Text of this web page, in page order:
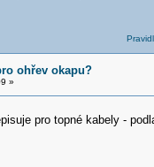
ohřev okapu?
»
pro topné kabely -